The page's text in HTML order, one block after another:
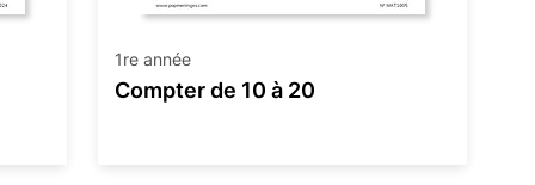
1re année
Compter de 10 à 20